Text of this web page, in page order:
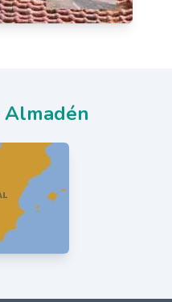
Almadén